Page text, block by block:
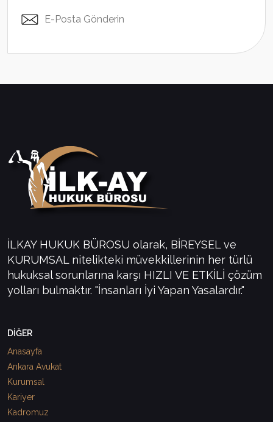
E-Posta Gönderin
İLKAY HUKUK BÜROSU olarak, BİREYSEL ve
KURUMSAL nitelikteki müvekkillerinin her türlü
hukuksal sorunlarına karşı HIZLI VE ETKİLİ çözüm
yolları bulmaktır. "İnsanları İyi Yapan Yasalardır."
DİĞER
Anasayfa
Ankara Avukat
Kurumsal
Kariyer
Kadromuz